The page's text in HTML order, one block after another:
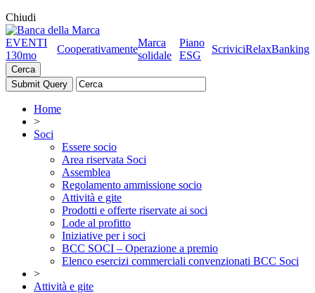
Chiudi
EVENTI
130mo
Cooperativamente
Marca
solidale
Piano
ESG
ScriviciRelaxBanking
Cerca
Home
>
Soci
Essere socio
Area riservata Soci
Assemblea
Regolamento ammissione socio
Attività e gite
Prodotti e offerte riservate ai soci
Lode al profitto
Iniziative per i soci
BCC SOCI – Operazione a premio
Elenco esercizi commerciali convenzionati BCC Soci
>
Attività e gite